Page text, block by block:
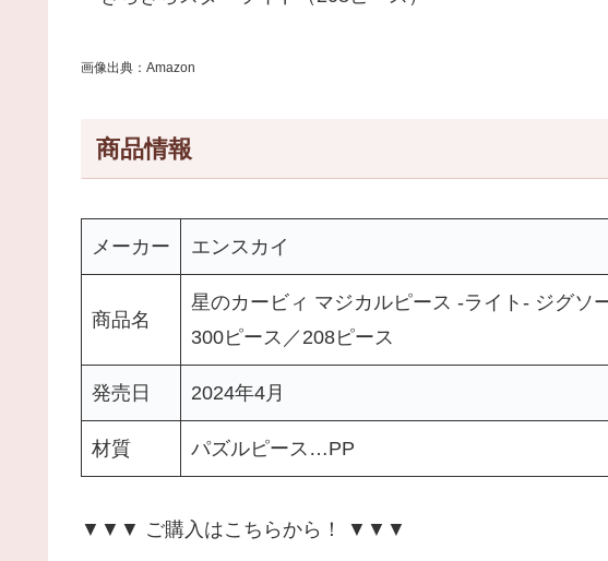
画像出典：Amazon
商品情報
メーカー エンスカイ
商品名
星のカービィ マジカルピース -ライト- ジグソ
300ピース／208ピース
発売日 2024年4月
材質 パズルピース…PP
▼▼▼ ご購入はこちらから！ ▼▼▼